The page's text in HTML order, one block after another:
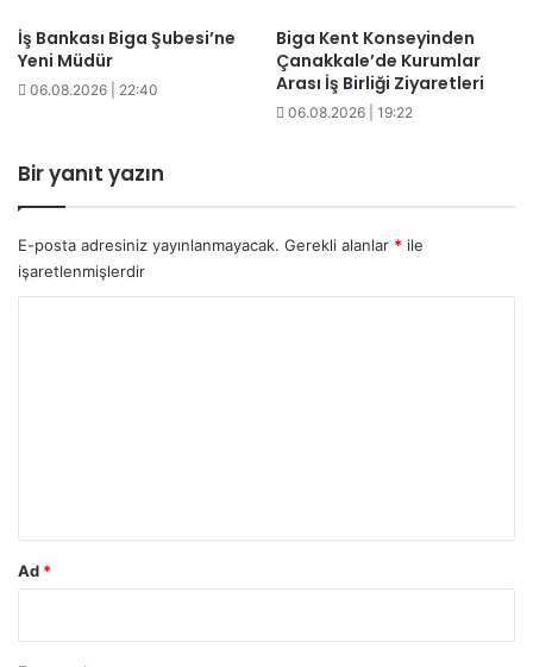
İş Bankası Biga Şubesi’ne
Yeni Müdür
06.08.2026 | 22:40
Biga Kent Konseyinden
Çanakkale’de Kurumlar
Arası İş Birliği Ziyaretleri
06.08.2026 | 19:22
Bir yanıt yazın
E-posta adresiniz yayınlanmayacak. Gerekli alanlar * ile
işaretlenmişlerdir
Ad *